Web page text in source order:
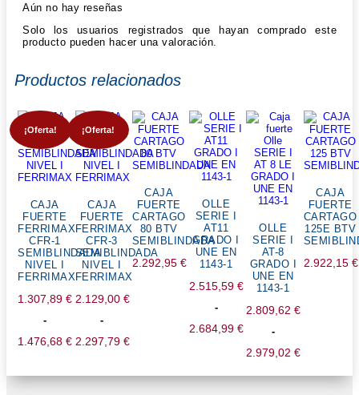
Aún no hay reseñas
Solo los usuarios registrados que hayan comprado este
producto pueden hacer una valoración.
Productos relacionados
¡Oferta!
CAJA
FUERTE
FERRIMAX
CFR-1
SEMIBLINDADA
NIVEL I
FERRIMAX
1.307,89€
-
1.476,68€
de
¡Oferta!
CAJA
FUERTE
FERRIMAX
CFR-3
SEMIBLINDADA
NIVEL I
FERRIMAX
2.129,00 €
-
2.297,79 €
de
CAJA
FUERTE
CARTAGO
80 BTV
SEMIBLINDADA
2.292,95 €
OLLE
SERIE I
AT11
GRADO I
UNE EN
1143-1
2.515,59€
-
2.684,99€
Rango
OLLE
SERIE I
AT-8
GRADO I
UNE EN
1143-1
2.809,62€
-
2.979,02€
CAJA
FUERTE
CARTAGO
125E BTV
2.922,15 €